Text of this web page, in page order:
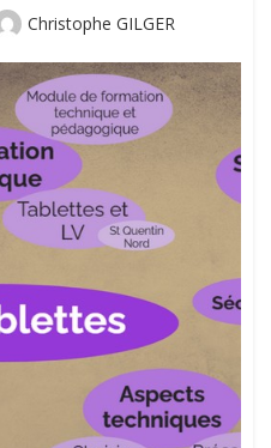
Author
Christophe GILGER